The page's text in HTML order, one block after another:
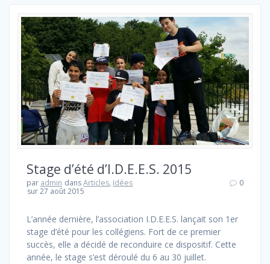
Stage d’été d’I.D.E.E.S. 2015
par admin dansArticles, Idées
sur 27 août 2015
0
L’année dernière, l’association I.D.E.E.S. lançait son 1er
stage d’été pour les collégiens. Fort de ce premier
succès, elle a décidé de reconduire ce dispositif. Cette
année, le stage s’est déroulé du 6 au 30 juillet.